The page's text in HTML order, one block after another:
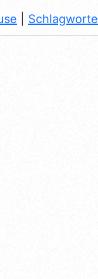
Schlagworte